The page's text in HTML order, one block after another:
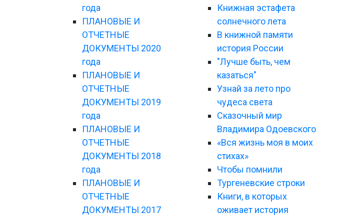
года
ПЛАНОВЫЕ И
ОТЧЕТНЫЕ
ДОКУМЕНТЫ 2020
года
ПЛАНОВЫЕ И
ОТЧЕТНЫЕ
ДОКУМЕНТЫ 2019
года
ПЛАНОВЫЕ И
ОТЧЕТНЫЕ
ДОКУМЕНТЫ 2018
года
ПЛАНОВЫЕ И
ОТЧЕТНЫЕ
ДОКУМЕНТЫ 2017
Книжная эстафета
солнечного лета
В книжной памяти
история России
"Лучше быть, чем
казаться"
Узнай за лето про
чудеса света
Сказочный мир
Владимира Одоевского
«Вся жизнь моя в моих
стихах»
Чтобы помнили
Тургеневские строки
Книги, в которых
оживает история